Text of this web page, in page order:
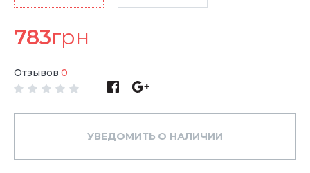
783грн
Отзывов 0
УВЕДОМИТЬ О НАЛИЧИИ